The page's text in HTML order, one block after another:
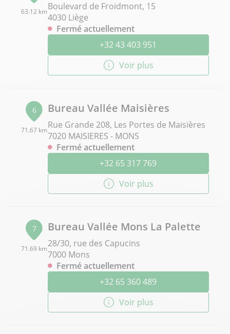
63.12 kmBoulevard de Froidmont, 15
4030 Liège
Fermé actuellement
+32 43 403 951
Voir plus
6
71.67 km
Bureau Vallée Maisières
Rue Grande 208, Les Portes de Maisières
7020 MAISIERES - MONS
Fermé actuellement
+32 65 317 769
Voir plus
7
71.69 km
Bureau Vallée Mons La Palette
28/30, rue des Capucins
7000 Mons
Fermé actuellement
+32 65 360 489
Voir plus